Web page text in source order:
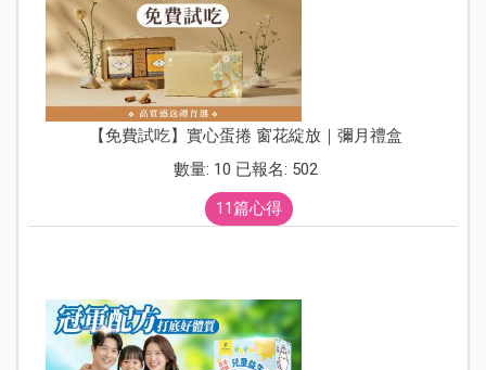
【免費試吃】實心蛋捲 窗花綻放｜彌月禮盒
數量: 10 已報名: 502
11篇心得